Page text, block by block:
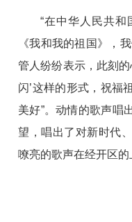
“在中华人民共
《我和我的祖国》，
管人纷纷表示，此刻
闪’这样的形式，祝福
美好”。动情的歌声唱
望，唱出了对新时代
嘹亮的歌声在经开区的